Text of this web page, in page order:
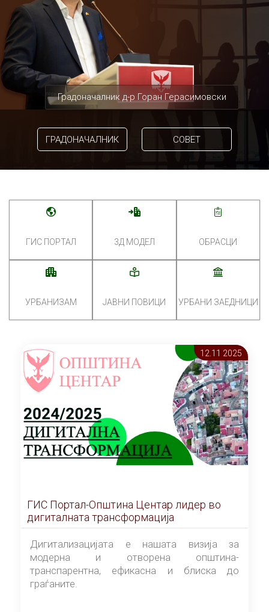
Градоначалник д-р Горан Герасимовски
ГРАДОНАЧАЛНИК СОВЕТ
ГИС ПОРТАЛ 3Д МОДЕЛ ОБРАСЦИ
УРБАНИЗАМ ЈАВНИ ПОВИЦИ УРБАНИ ЗАЕДНИЦИ
12.11 2025
ГИС Портал-Општина Центар лидер во
дигиталната трансформација
Дигитализацијата е нашата визија за
модерна и отворена општина-
транспарентна, ефикасна и блиска до
граѓаните.